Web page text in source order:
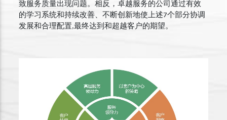
致服务质量出现问题。相反，卓越服务的公司通过有效
的学习系统和持续改善、不断创新地使上述7个部分协调
发展和合理配置,最终达到和超越客户的期望。